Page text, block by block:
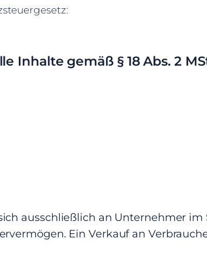
Inhalte gemäß § 18 Abs. 2
ausschließlich an Unternehmer im
Ein Verkauf an